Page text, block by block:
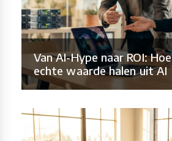
Van AI-Hype naar ROI:
echte waarde halen uit AI